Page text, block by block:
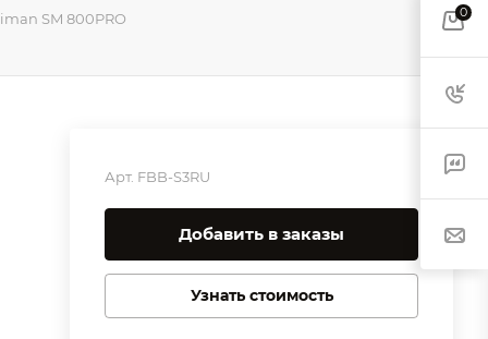
SM 800PRO
Арт. FBB-S3RU
Добавить в заказы
Узнать стоимость
0